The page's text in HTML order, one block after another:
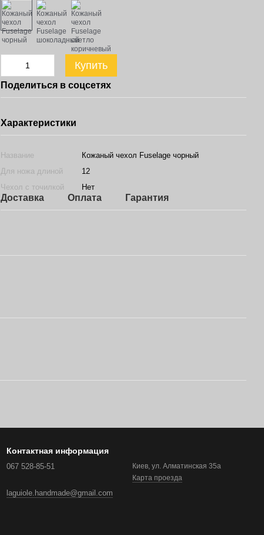
Купить
Поделиться в соцсетях
Характеристики
Название
Кожаный чехол Fuselage чорный
Для ножа длиной
12
Чехол с точилкой
Нет
Доставка Оплата Гарантия
Контактная информация
067 528-85-51
laguiole.handmade@gmail.com
Киев, ул. Алматинская 35а
Карта проезда